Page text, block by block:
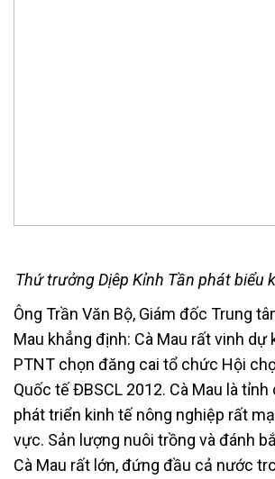
Thứ trưởng Dịêp Kỉnh Tần phát biểu
Ông Trần Văn Bộ, Giám đốc Trung
Mau khẳng định: Cà Mau rất vinh dự
PTNT chọn đăng cai tổ chức Hội
Quốc tế ĐBSCL 2012. Cà Mau là
phát triển kinh tế nông nghiệp rất
vực. Sản lượng nuôi trồng và đánh
Cà Mau rất lớn, đứng đầu cả nước